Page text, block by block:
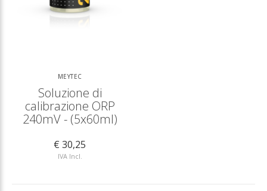
MEYTEC
Soluzione di
calibrazione ORP
240mV - (5x60ml)
€ 30,25
IVA Incl.